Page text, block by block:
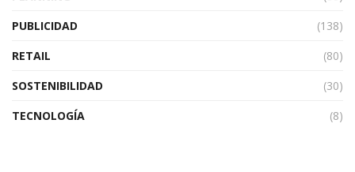
PUBLICIDAD
(138)
RETAIL
(80)
SOSTENIBILIDAD
(30)
TECNOLOGÍA
(8)